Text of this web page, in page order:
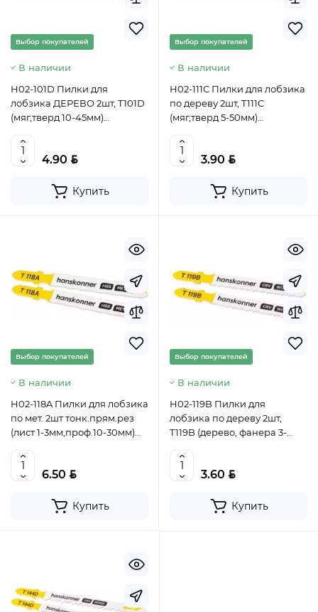
Выбор покупателей
В наличии
H02-101D Пилки для
лобзика ДЕРЕВО 2шт, T101D
(мяг,тверд 10-45мм)
(CN)
4.90 BYN
Купить
Выбор покупателей
В наличии
H02-111C Пилки для лобзика
по дереву 2шт, T111C
(мяг,тверд 5-50мм)
(CN)
3.90 BYN
Купить
Выбор покупателей
В наличии
H02-118A Пилки для лобзика
по мет. 2шт тонк.прям.рез
(лист 1-3мм,проф.10-30мм)
(CN)
6.50 BYN
Купить
Выбор покупателей
В наличии
H02-119B Пилки для
лобзика по дереву 2шт,
T119B (дерево, фанера 3-
4603010130864 (CN)
3.60 BYN
Купить